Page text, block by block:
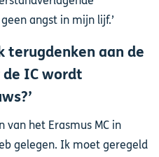
angst in mijn lijf.’
terugdenken aan de
de IC wordt
van het Erasmus MC in
gelegen. Ik moet geregeld